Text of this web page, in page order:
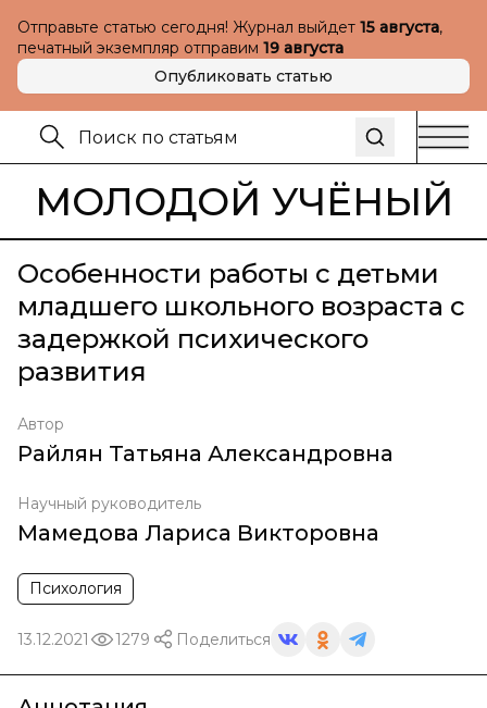
Отправьте статью сегодня! Журнал выйдет 15 августа,
печатный экземпляр отправим 19 августа
Опубликовать статью
МОЛОДОЙ УЧЁНЫЙ
Особенности работы с детьми
младшего школьного возраста с
задержкой психического
развития
Автор
Райлян Татьяна Александровна
Научный руководитель
Мамедова Лариса Викторовна
Психология
13.12.2021 1279 Поделиться